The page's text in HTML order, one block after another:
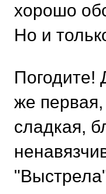
хорошо
Но и
Погодите!
же
сладкая,